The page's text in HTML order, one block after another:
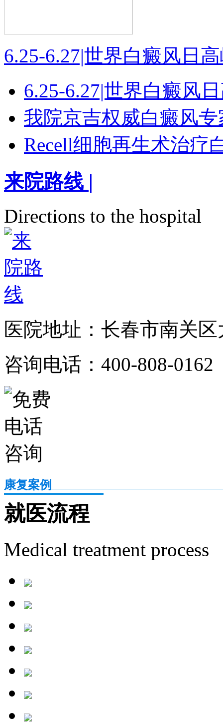
6.25-6.27|世界白癜风日
6.25-6.27|世界白癜风
我院京吉权威白癜风
Recell细胞再生术治疗
来院路线 |
Directions to the hospital
医院地址：长春市南关
咨询电话：400-808-0162
康复案例
就医流程
Medical treatment process